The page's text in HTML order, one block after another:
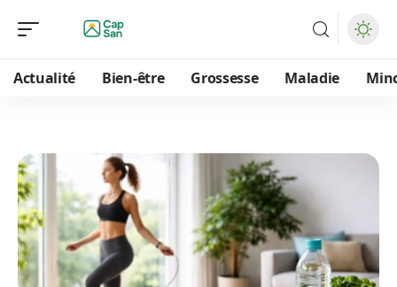
Actualité Bien-être Grossesse Maladie